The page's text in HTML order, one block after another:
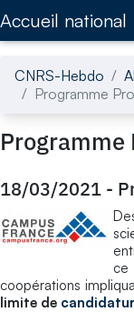
Accueil national
CNRS-Hebdo
Programme
Programme
18/03/2021 -
coopérations
limite de